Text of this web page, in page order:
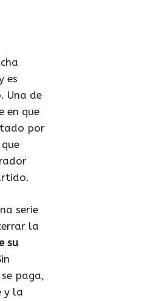
es
Una de
en que
por
serie
la
su
paga,
y la